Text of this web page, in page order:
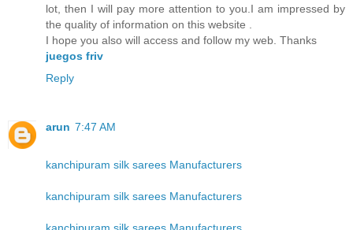
lot, then I will pay more attention to you.I am impressed by
the quality of information on this website .
I hope you also will access and follow my web. Thanks
juegos friv
Reply
arun 7:47 AM
kanchipuram silk sarees Manufacturers
kanchipuram silk sarees Manufacturers
kanchipuram silk sarees Manufacturers